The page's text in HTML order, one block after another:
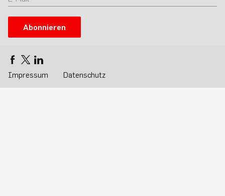
Abonnieren
Impressum Datenschutz